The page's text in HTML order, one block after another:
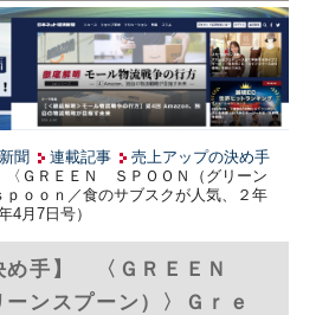
聞 連載記事
売上アップの決め手
〈ＧＲＥＥＮ ＳＰＯＯＮ（グリーン
ｐｏｏｎ／食のサブスクが人気、２年
4月7日号）
め手】 〈ＧＲＥＥＮ
ンスプーン）〉Ｇｒｅ